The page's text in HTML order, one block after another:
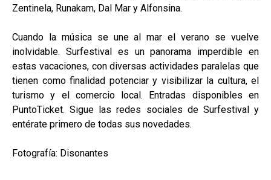
Zentinela, Runakam, Dal Mar y Alfonsina.
Cuando la música se une al mar el verano se vuelve
inolvidable. Surfestival es un panorama imperdible en
estas vacaciones, con diversas actividades paralelas que
tienen como finalidad potenciar y visibilizar la cultura, el
turismo y el comercio local. Entradas disponibles en
PuntoTicket. Sigue las redes sociales de Surfestival y
entérate primero de todas sus novedades.
Fotografía: Disonantes